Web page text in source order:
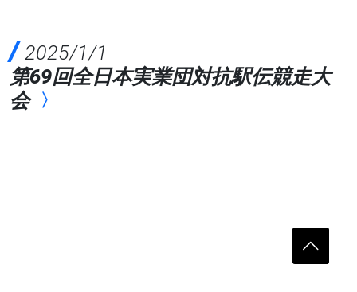
2025/1/1
第69回全日本実業団対抗駅伝競走大
会